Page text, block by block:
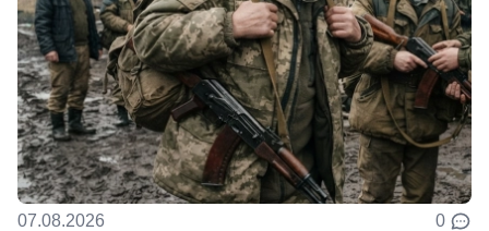
07.08.2026 0